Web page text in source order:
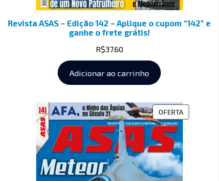
Revista ASAS – Edição 142 – Aplique o cupom “142” e
ganhe o frete grátis!
R$37.60
Adicionar ao carrinho
OFERTA